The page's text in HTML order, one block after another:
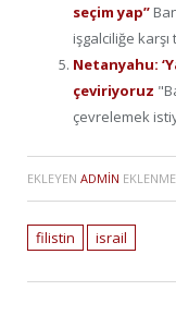
seçim yap”
işgalciliğe karşı
Netanyahu:
çeviriyoruz
çevrelemek
EKLEYEN ADMIN
filistin israil